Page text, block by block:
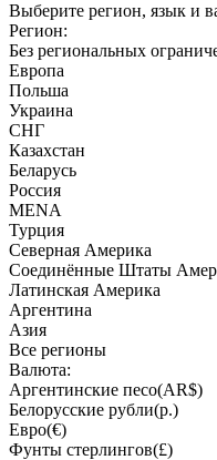
Выберите регион, язык и
Регион:
Без региональных
Европа
Польша
Украина
СНГ
Казахстан
Беларусь
Россия
MENA
Турция
Северная Америка
Соединённые Штаты
Латинская Америка
Аргентина
Азия
Все регионы
Валюта:
Аргентинские песо(AR$)
Белорусские рубли(р.)
Евро(€)
Фунты стерлингов(£)